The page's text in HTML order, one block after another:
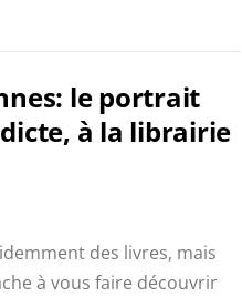
le portrait
à la librairie
des livres, mais
à vous faire découvrir